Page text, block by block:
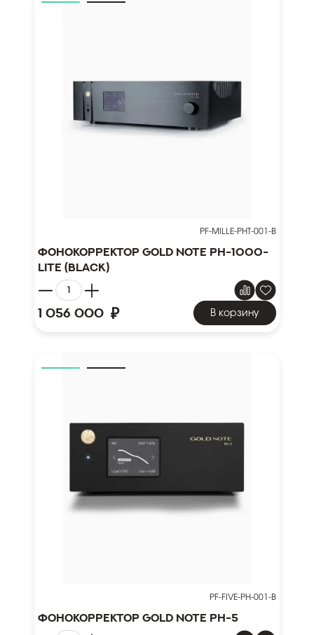
PF-MILLE-PHT-001-B
Фонокорректор Gold Note PH-1000-
Lite (black)
1 056 000 ₽ В корзину
PF-FIVE-PH-001-B
Фонокорректор Gold Note PH-5